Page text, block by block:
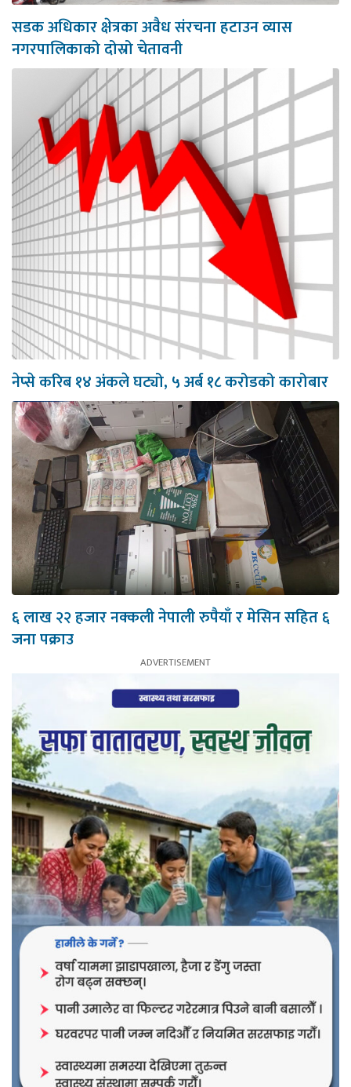
सडक अधिकार क्षेत्रका अवैध संरचना हटाउन व्यास
नगरपालिकाको दोस्रो चेतावनी
नेप्से करिब १४ अंकले घट्यो, ५ अर्ब १८ करोडको कारोबार
६ लाख २२ हजार नक्कली नेपाली रुपैयाँ र मेसिन सहित ६
जना पक्राउ